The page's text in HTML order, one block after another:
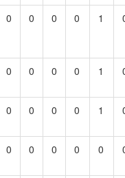
0 0 0 0 1
0 0 0 0 1
0 0 0 0 1
0 0 0 0 0